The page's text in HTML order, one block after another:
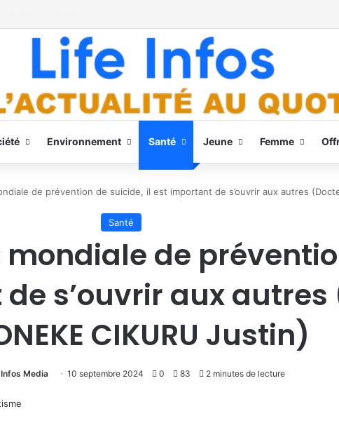
Environnement Santé Jeune Femme
de prévention de suicide, il est important de s’ouvrir aux autres
Santé
de
s’ouvrir aux autres
CIKURU Justin)
Media 10 septembre 2024 0 83 2 minutes de lecture